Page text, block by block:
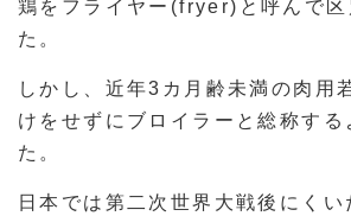
鶏をフライヤー(fryer)と呼んで区
た。
しかし、近年3カ月齢未満の肉用
けをせずにブロイラーと総称する
た。
日本では第二次世界大戦後にくい